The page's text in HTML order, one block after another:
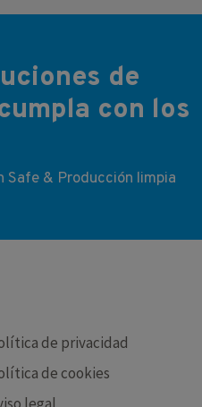
de
con los
Safe & Producción limpia
de privacidad
de cookies